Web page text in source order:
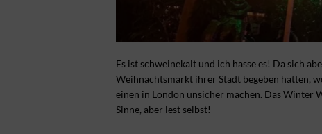
Es ist schweinekalt und ich hasse es! Da sich
Weihnachtsmarkt ihrer Stadt begeben hatten,
einen in London unsicher machen. Das Winter
Sinne, aber lest selbst!